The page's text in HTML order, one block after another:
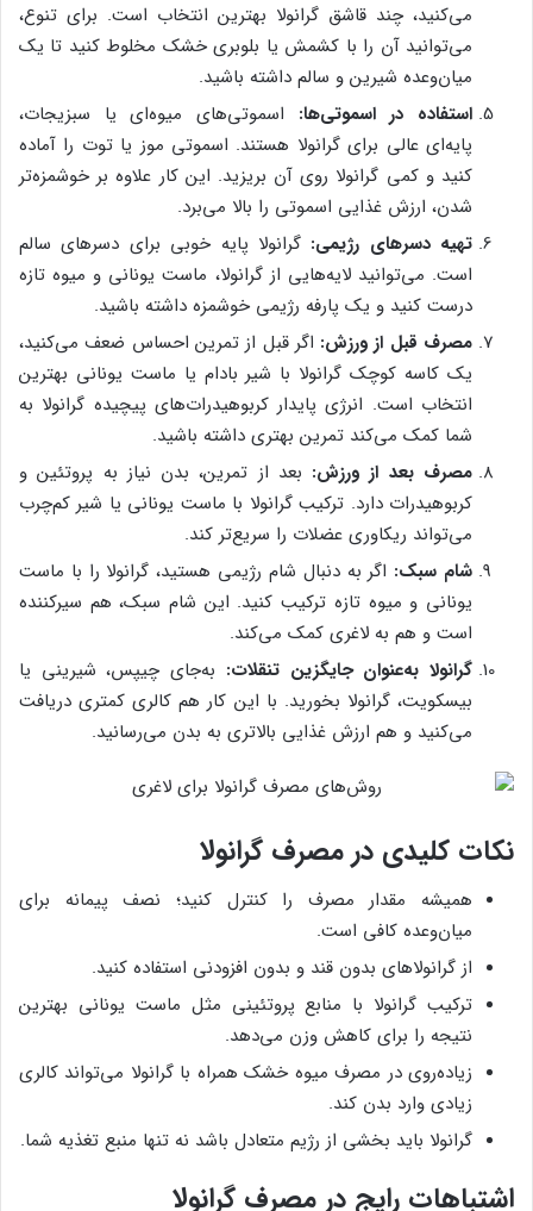
می‌کنید، چند قاشق گرانولا بهترین انتخاب است. برای تنوع،
می‌توانید آن را با کشمش یا بلوبری خشک مخلوط کنید تا یک
میان‌وعده شیرین و سالم داشته باشید.
استفاده در اسموتی‌ها: اسموتی‌های میوه‌ای یا سبزیجات،
پایه‌ای عالی برای گرانولا هستند. اسموتی موز یا توت را آماده
کنید و کمی گرانولا روی آن بریزید. این کار علاوه بر خوشمزه‌تر
شدن، ارزش غذایی اسموتی را بالا می‌برد.
تهیه دسرهای رژیمی: گرانولا پایه خوبی برای دسرهای سالم
است. می‌توانید لایه‌هایی از گرانولا، ماست یونانی و میوه تازه
درست کنید و یک پارفه رژیمی خوشمزه داشته باشید.
مصرف قبل از ورزش: اگر قبل از تمرین احساس ضعف می‌کنید،
یک کاسه کوچک گرانولا با شیر بادام یا ماست یونانی بهترین
انتخاب است. انرژی پایدار کربوهیدرات‌های پیچیده گرانولا به
شما کمک می‌کند تمرین بهتری داشته باشید.
مصرف بعد از ورزش: بعد از تمرین، بدن نیاز به پروتئین و
کربوهیدرات دارد. ترکیب گرانولا با ماست یونانی یا شیر کم‌چرب
می‌تواند ریکاوری عضلات را سریع‌تر کند.
شام سبک: اگر به دنبال شام رژیمی هستید، گرانولا را با ماست
یونانی و میوه تازه ترکیب کنید. این شام سبک، هم سیرکننده
است و هم به لاغری کمک می‌کند.
گرانولا به‌عنوان جایگزین تنقلات: به‌جای چیپس، شیرینی یا
بیسکویت، گرانولا بخورید. با این کار هم کالری کمتری دریافت
می‌کنید و هم ارزش غذایی بالاتری به بدن می‌رسانید.
نکات کلیدی در مصرف گرانولا
همیشه مقدار مصرف را کنترل کنید؛ نصف پیمانه برای
میان‌وعده کافی است.
از گرانولاهای بدون قند و بدون افزودنی استفاده کنید.
ترکیب گرانولا با منابع پروتئینی مثل ماست یونانی بهترین
نتیجه را برای کاهش وزن می‌دهد.
زیاده‌روی در مصرف میوه خشک همراه با گرانولا می‌تواند کالری
زیادی وارد بدن کند.
گرانولا باید بخشی از رژیم متعادل باشد نه تنها منبع تغذیه شما.
اشتباهات رایج در مصرف گرانولا